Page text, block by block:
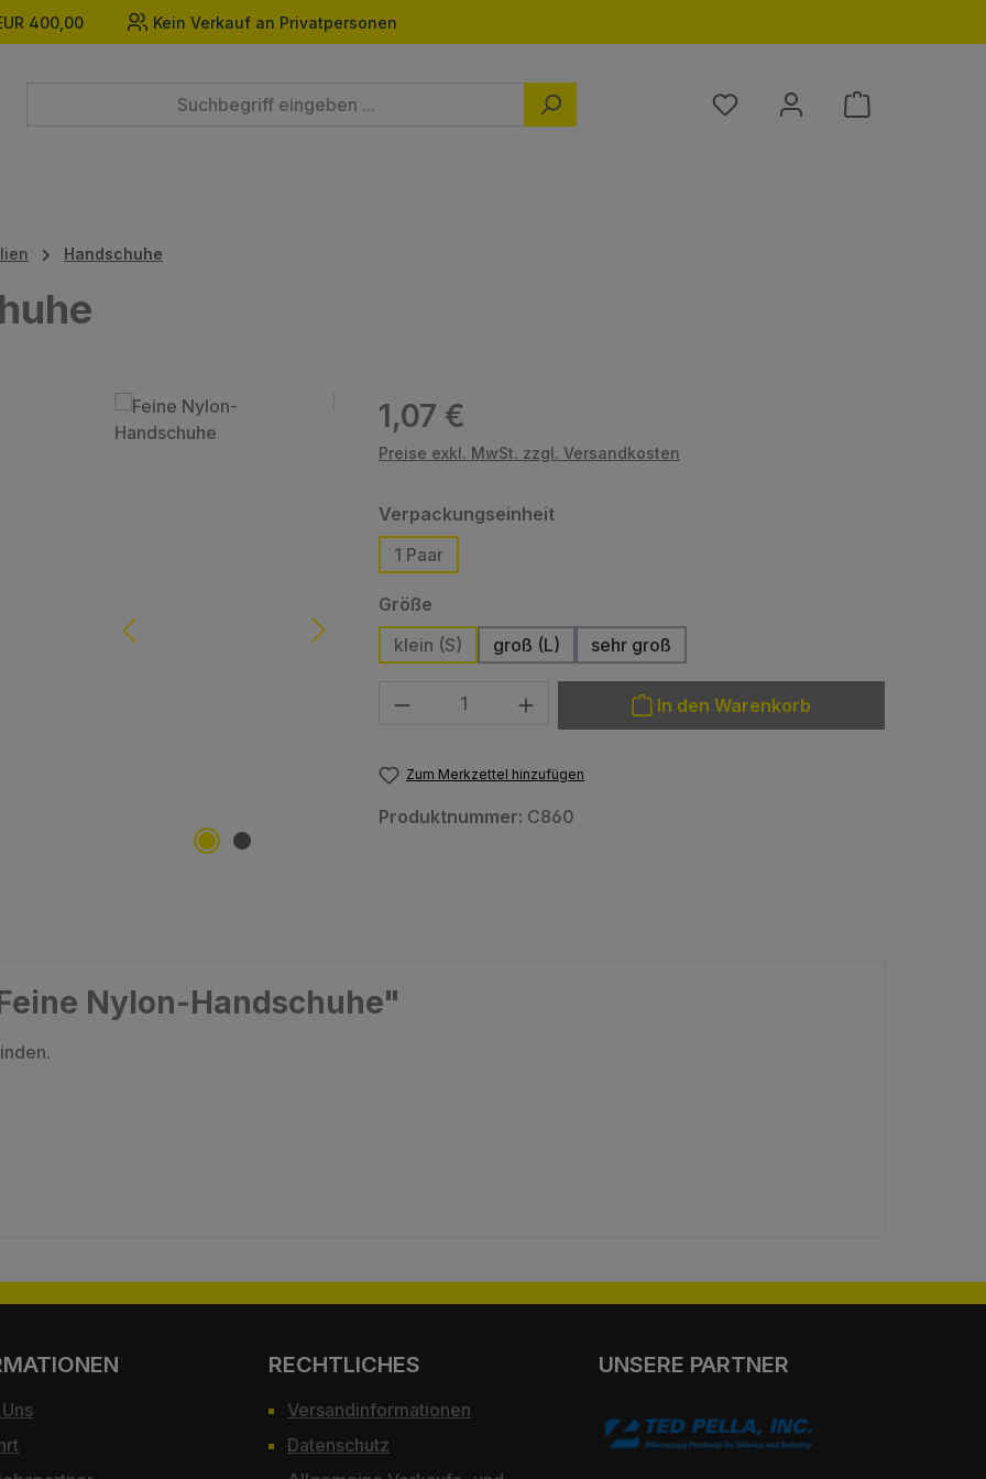
400,00 Kein Verkauf an Privatpersonen
Du hast 0 Produkte auf dem
Handschuhe
Regulärer Preis:
1,07 €
Preise exkl. MwSt. zzgl. Versandkosten
Verpackungseinheitauswählen
1 Paar
Größe
klein (S)
groß (L) sehr groß
(Diese Option ist zurzeit nicht verfügbar.)
Produkt Anzahl: Gib den gewünschten Wert ein oder benutze die
In den Warenkorb
Zum Merkzettel hinzufügen
Produktnummer: C860
Nylon-Handschuhe"
RECHTLICHES
Versandinformationen
Datenschutz
UNSERE PARTNER